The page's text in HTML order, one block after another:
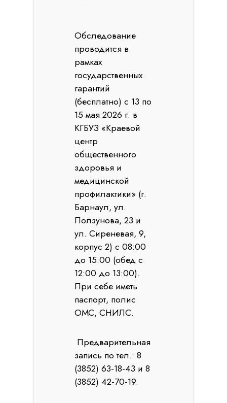
Обследование
проводится в
рамках
государственных
гарантий
(бесплатно) с 13 по
15 мая 2026 г. в
КГБУЗ «Краевой
центр
общественного
здоровья и
медицинской
профилактики» (г.
Барнаул, ул.
Ползунова, 23 и
ул. Сиреневая, 9,
корпус 2) с 08:00
до 15:00 (обед с
12:00 до 13:00).
При себе иметь
паспорт, полис
ОМС, СНИЛС.
Предварительная
запись по тел.: 8
(3852) 63-18-43 и 8
(3852) 42-70-19.